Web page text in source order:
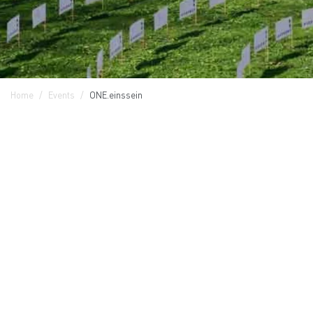
Home Events ONE.einssein